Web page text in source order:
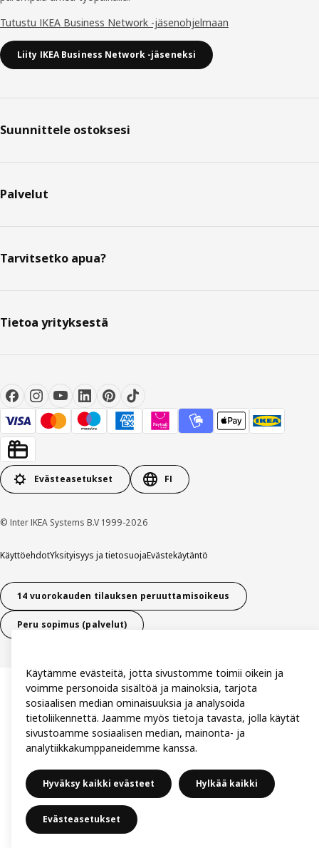
Tutustu IKEA Business Network -jäsenohjelmaan
Liity IKEA Business Network -jäseneksi
Suunnittele ostoksesi
Palvelut
Tarvitsetko apua?
Tietoa yrityksestä
Evästeasetukset FI
© Inter IKEA Systems B.V 1999-2026
KäyttöehdotYksityisyys ja tietosuojaEvästekäytäntö
14 vuorokauden tilauksen peruuttamisoikeus
Peru sopimus (palvelut)
Käytämme evästeitä, jotta sivustomme toimii oikein ja
voimme personoida sisältöä ja mainoksia, tarjota
sosiaalisen median ominaisuuksia ja analysoida
tietoliikennettä. Jaamme myös tietoja tavasta, jolla käytät
sivustoamme sosiaalisen median, mainonta- ja
analytiikkakumppaneidemme kanssa.
Hyväksy kaikki evästeet Hylkää kaikki
Evästeasetukset